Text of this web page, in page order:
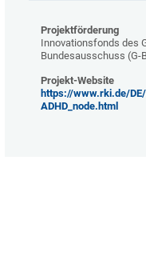
Projektförderung
Innovationsfonds des
Bundesausschuss (G-
Projekt-Website
https://www.rki.de/
ADHD_node.html